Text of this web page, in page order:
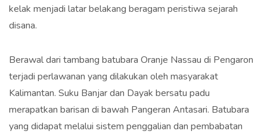
kelak menjadi latar belakang beragam peristiwa sejarah
disana.
Berawal dari tambang batubara Oranje Nassau di Pengaron
terjadi perlawanan yang dilakukan oleh masyarakat
Kalimantan. Suku Banjar dan Dayak bersatu padu
merapatkan barisan di bawah Pangeran Antasari. Batubara
yang didapat melalui sistem penggalian dan pembabatan